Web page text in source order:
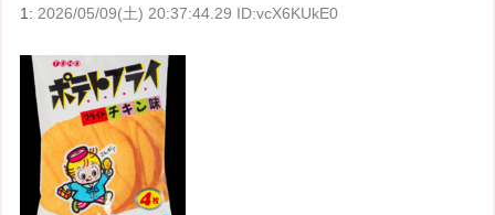
1: 2026/05/09(土) 20:37:44.29 ID:vcX6KUkE0